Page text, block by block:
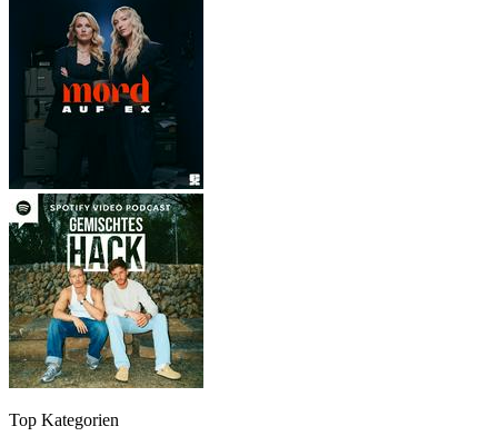
Top Kategorien